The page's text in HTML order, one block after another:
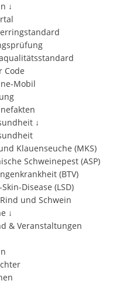
↓
Code
Mobil
↓
Klauenseuche (MKS)
Schweinepest (ASP)
(BTV)
Disease (LSD)
und Schwein
↓
& Veranstaltungen